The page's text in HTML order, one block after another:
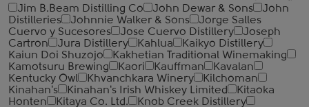
Jim B.Beam Distilling Co
John Dewar & Sons
John
Distilleries
Johnnie Walker & Sons
Jorge Salles
Cuervo y Sucesores
Jose Cuervo Distillery
Joseph
Cartron
Jura Distillery Kahlua
Kaikyo Distillery
Kaiun Doi Shuzojo
Kakhetian Traditional Winemaking
Kamotsuru Brewing
Kaori Kauffman
Kavalan
Kentucky Owl
Khvanchkara Winery
Kilchoman
Kinahan's
Kinahan's Irish Whiskey Limited
Kitaoka
Honten
Kitaya Co. Ltd.
Knob Creek Distillery